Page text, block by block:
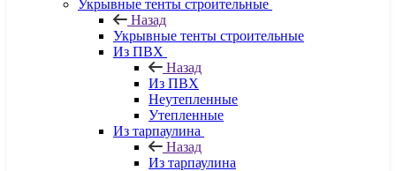
Укрывные тенты строительные
Назад
Укрывные тенты строительные
Из ПВХ
Назад
Из ПВХ
Неутепленные
Утепленные
Из тарпаулина
Назад
Из тарпаулина